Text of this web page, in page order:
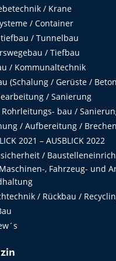
/ Krane
/ Container
/ Tunnelbau
/ Tiefbau
/ Kommunaltechnik
(Schalung / Gerüste /
/ Sanierung
Rohrleitungs- bau /
/ Aufbereitung /
2021 – AUSBLICK 2022
/
, Fahrzeug- und
/ Rückbau /